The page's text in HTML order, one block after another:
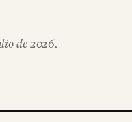
de 2026.